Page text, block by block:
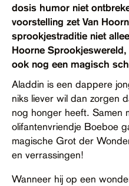
dosis humor niet
voorstelling zet Van
sprookjestraditie niet
Hoorne
ook nog een magisch
Aladdin is een dappere
niks liever wil dan zorgen
nog honger heeft. Samen
olifantenvriendje Boeboe
magische Grot der
en verrassingen!
Wanneer hij op een